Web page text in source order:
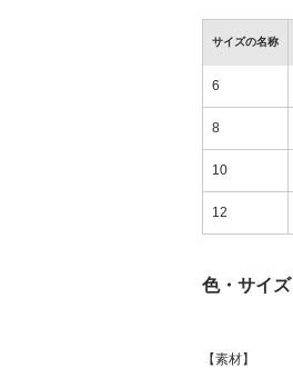
サイズの名称
6
8
10
12
色・サイズ
【素材】